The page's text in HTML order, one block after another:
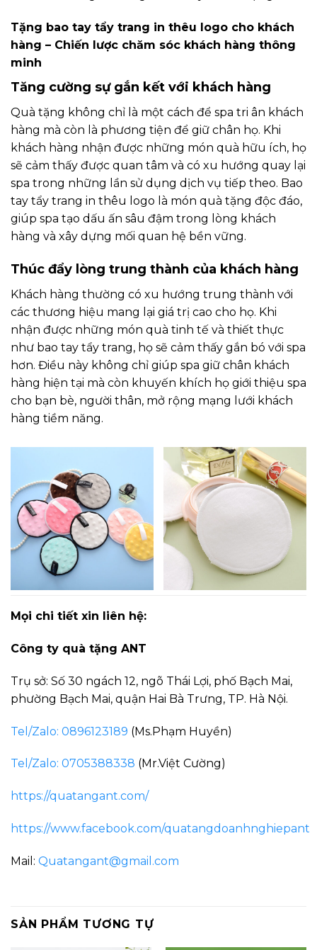
Tặng bao tay tẩy trang in thêu logo cho khách
hàng – Chiến lược chăm sóc khách hàng thông
minh
Tăng cường sự gắn kết với khách hàng
Quà tặng không chỉ là một cách để spa tri ân khách
hàng mà còn là phương tiện để giữ chân họ. Khi
khách hàng nhận được những món quà hữu ích, họ
sẽ cảm thấy được quan tâm và có xu hướng quay lại
spa trong những lần sử dụng dịch vụ tiếp theo. Bao
tay tẩy trang in thêu logo là món quà tặng độc đáo,
giúp spa tạo dấu ấn sâu đậm trong lòng khách
hàng và xây dựng mối quan hệ bền vững.
Thúc đẩy lòng trung thành của khách hàng
Khách hàng thường có xu hướng trung thành với
các thương hiệu mang lại giá trị cao cho họ. Khi
nhận được những món quà tinh tế và thiết thực
như bao tay tẩy trang, họ sẽ cảm thấy gắn bó với spa
hơn. Điều này không chỉ giúp spa giữ chân khách
hàng hiện tại mà còn khuyến khích họ giới thiệu spa
cho bạn bè, người thân, mở rộng mạng lưới khách
hàng tiềm năng.
Mọi chi tiết xin liên hệ:
Công ty quà tặng ANT
Trụ sở: Số 30 ngách 12, ngõ Thái Lợi, phố Bạch Mai,
phường Bạch Mai, quận Hai Bà Trưng, TP. Hà Nội.
Tel/Zalo: 0896123189 (Ms.Phạm Huyền)
Tel/Zalo: 0705388338 (Mr.Việt Cường)
https://quatangant.com/
https://www.facebook.com/quatangdoanhnghiepant
Mail: Quatangant@gmail.com
SẢN PHẨM TƯƠNG TỰ